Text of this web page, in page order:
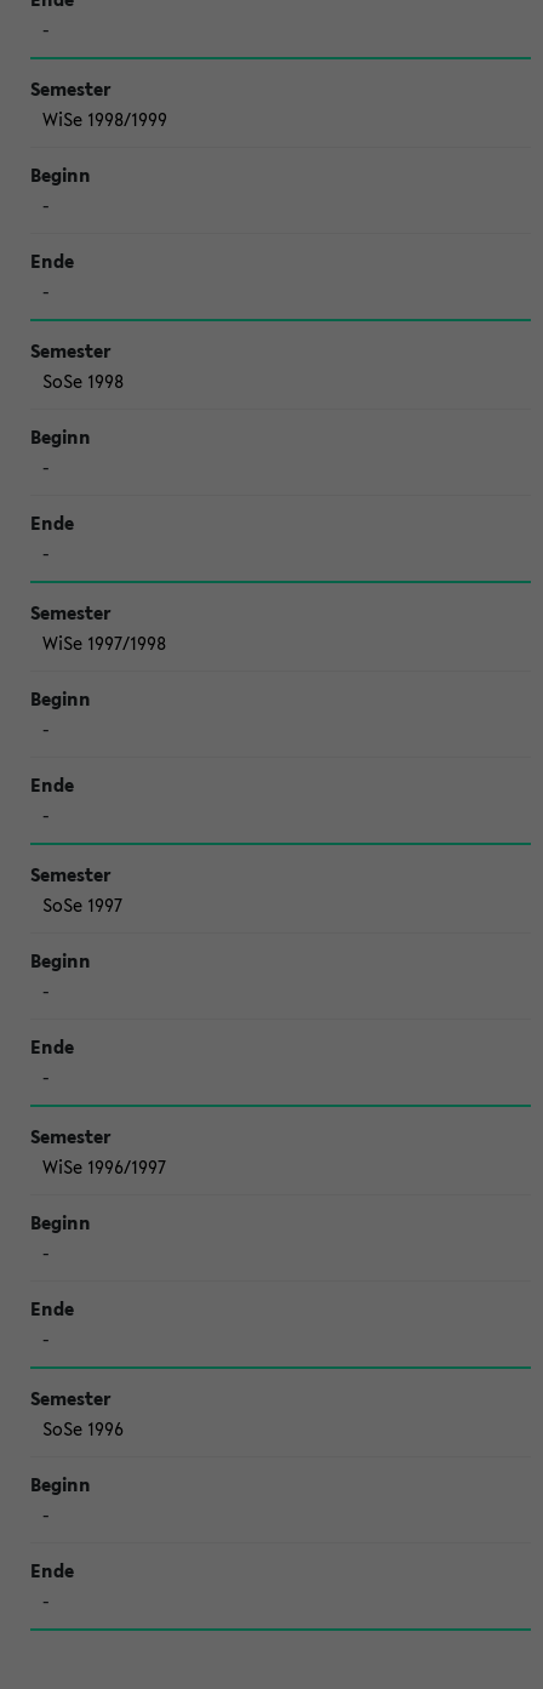
-
WiSe 1998/1999
-
-
SoSe 1998
-
-
WiSe 1997/1998
-
-
SoSe 1997
-
-
WiSe 1996/1997
-
-
SoSe 1996
-
-